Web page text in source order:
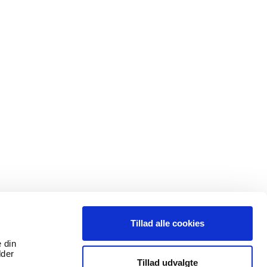
din
Tillad alle cookies
Tillad udvalgte